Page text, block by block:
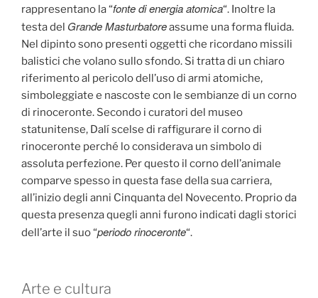
rappresentano la “fonte di energia atomica“. Inoltre la
testa del Grande Masturbatoreassume una forma fluida.
Nel dipinto sono presenti oggetti che ricordano missili
balistici che volano sullo sfondo. Si tratta di un chiaro
riferimento al pericolo dell’uso di armi atomiche,
simboleggiate e nascoste con le sembianze di un corno
di rinoceronte. Secondo i curatori del museo
statunitense, Dalí scelse di raffigurare il corno di
rinoceronte perché lo considerava un simbolo di
assoluta perfezione. Per questo il corno dell’animale
comparve spesso in questa fase della sua carriera,
all’inizio degli anni Cinquanta del Novecento. Proprio da
questa presenza quegli anni furono indicati dagli storici
dell’arte il suo “periodo rinoceronte“.
Arte e cultura